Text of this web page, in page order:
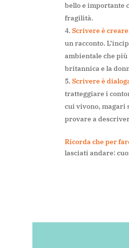
bello e importante
fragilità.
Scrivere è creare
un racconto.
ambientale che
britannica e la
Scrivere è
tratteggiare i
cui vivono, magari
provare a
Ricorda che per
lasciati andare: